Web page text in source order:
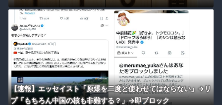
【速報】エッセイスト「原爆を二度と使わせてはならない」→リ
プ「もちろん中国の核も非難する？」→即ブロック